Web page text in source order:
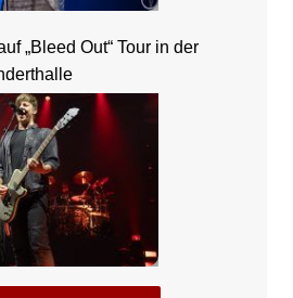
„Bleed Out“ Tour in der